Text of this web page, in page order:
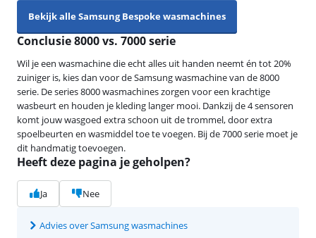
Bekijk alle Samsung Bespoke wasmachines
Conclusie 8000 vs. 7000 serie
Wil je een wasmachine die echt alles uit handen neemt én tot 20%
zuiniger is, kies dan voor de Samsung wasmachine van de 8000
serie. De series 8000 wasmachines zorgen voor een krachtige
wasbeurt en houden je kleding langer mooi. Dankzij de 4 sensoren
komt jouw wasgoed extra schoon uit de trommel, door extra
spoelbeurten en wasmiddel toe te voegen. Bij de 7000 serie moet je
dit handmatig toevoegen.
Heeft deze pagina je geholpen?
Ja Nee
Advies over Samsung wasmachines